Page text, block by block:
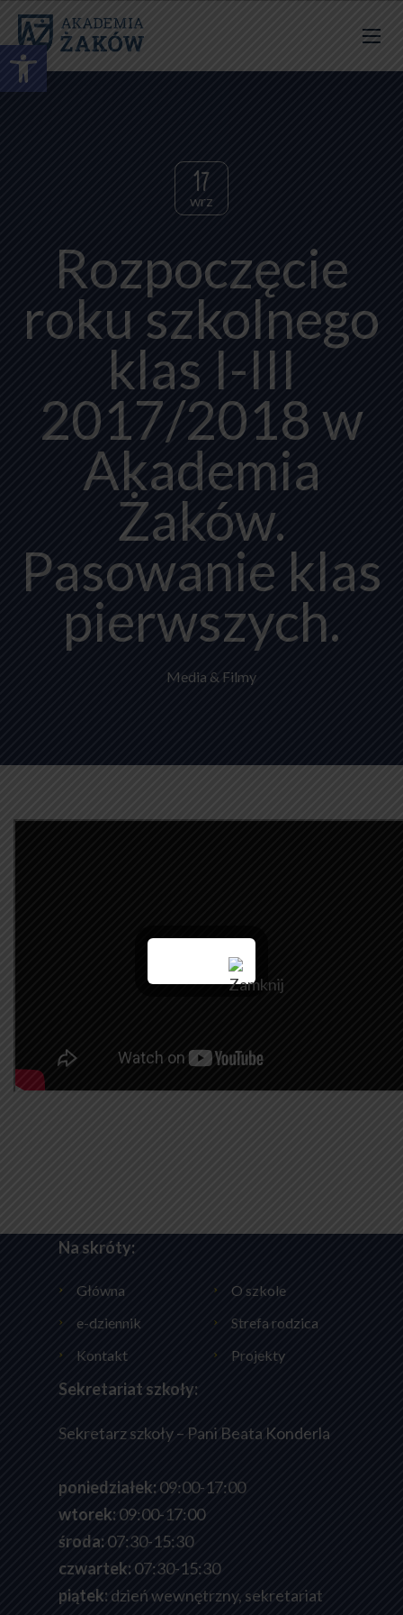
Otwórz pasek narzędzi
17
wrz
Rozpoczęcie
roku szkolnego
klas I-III
2017/2018 w
Akademia
Żaków.
Pasowanie klas
pierwszych.
Media & Filmy
Na skróty:
Główna
O szkole
e-dziennik
Strefa rodzica
Kontakt
Projekty
Sekretariat szkoły:
Sekretarz szkoły – Pani Beata Konderla
poniedziałek: 09:00-17:00
wtorek: 09:00-17:00
środa: 07:30-15:30
czwartek: 07:30-15:30
piątek: dzień wewnętrzny, sekretariat